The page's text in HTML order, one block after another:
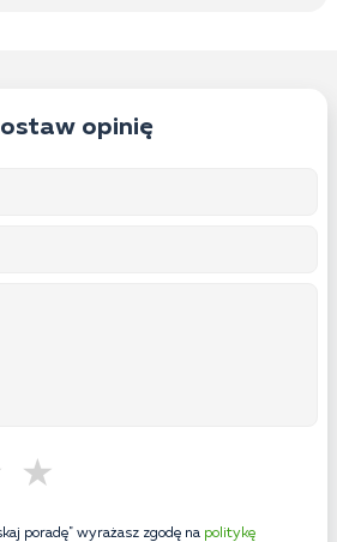
opinię
poradę" wyrażasz zgodę na politykę